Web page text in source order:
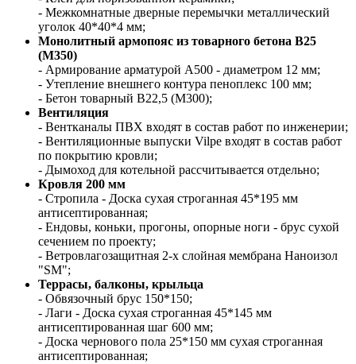
- Межкомнатные дверные перемычки металлический
уголок 40*40*4 мм;
Монолитный армопояс из товарного бетона В25
(М350)
- Армирование арматурой А500 - диаметром 12 мм;
- Утепление внешнего контура пеноплекс 100 мм;
- Бетон товарный В22,5 (М300);
Вентиляция
- Вентканалы ПВХ входят в состав работ по инженерии;
- Вентиляционные выпуски Vilpe входят в состав работ
по покрытию кровли;
- Дымоход для котельной рассчитывается отдельно;
Кровля 200 мм
- Стропила - Доска сухая строганная 45*195 мм
антисептированная;
- Ендовы, коньки, прогоны, опорные ноги - брус сухой
сечением по проекту;
- Ветровлагозащитная 2-х слойная мембрана Наноизол
"SM";
Террасы, балконы, крыльца
- Обвязочный брус 150*150;
- Лаги - Доска сухая строганная 45*145 мм
антисептированная шаг 600 мм;
- Доска чернового пола 25*150 мм сухая строганная
антисептированная;